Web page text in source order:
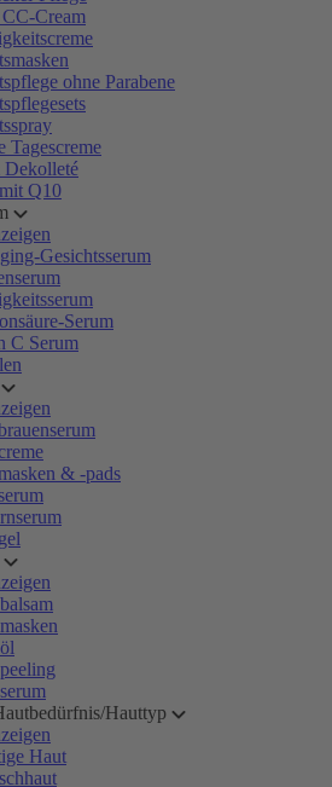
Cream
ohne Parabene
Tagescreme
Q10
Gesichtsserum
Serum
C Serum
& -pads
Hauttyp
Haut